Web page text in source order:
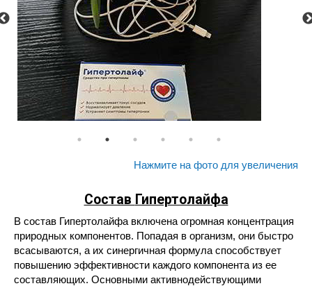
Нажмите на фото для увеличения
Состав Гипертолайфа
В состав Гипертолайфа включена огромная концентрация
природных компонентов. Попадая в организм, они быстро
всасываются, а их синергичная формула способствует
повышению эффективности каждого компонента из ее
составляющих. Основными активнодействующими